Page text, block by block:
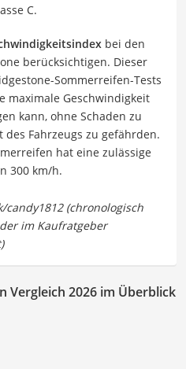
C.
bei den
berücksichtigen. Dieser
Sommerreifen-Tests
maximale Geschwindigkeit
kann, ohne Schaden zu
Fahrzeugs zu gefährden.
hat eine zulässige
300 km/h.
Vergleich 2026 im Überblick